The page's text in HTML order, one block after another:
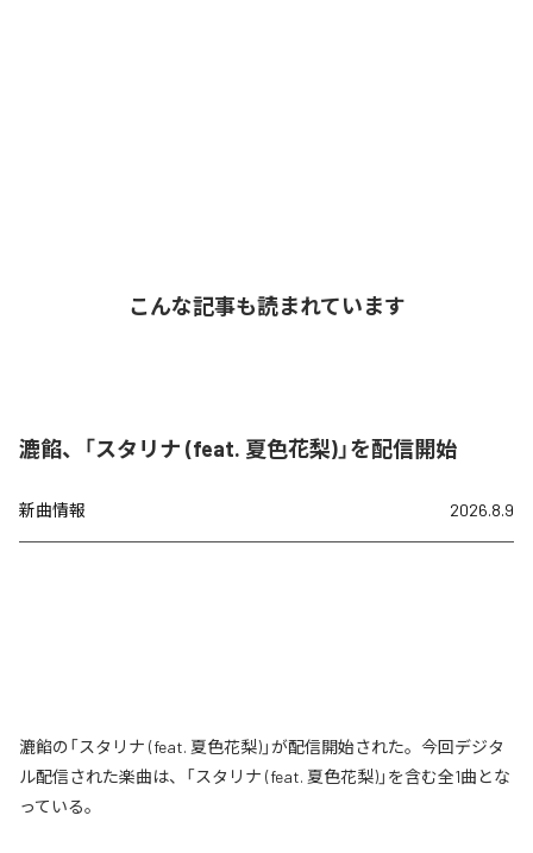
こんな記事も読まれています
漉餡、「スタリナ (feat. 夏色花梨)」を配信開始
新曲情報 2026.8.9
漉餡の「スタリナ (feat. 夏色花梨)」が配信開始された。今回デジタ
ル配信された楽曲は、「スタリナ (feat. 夏色花梨)」を含む全1曲とな
っている。